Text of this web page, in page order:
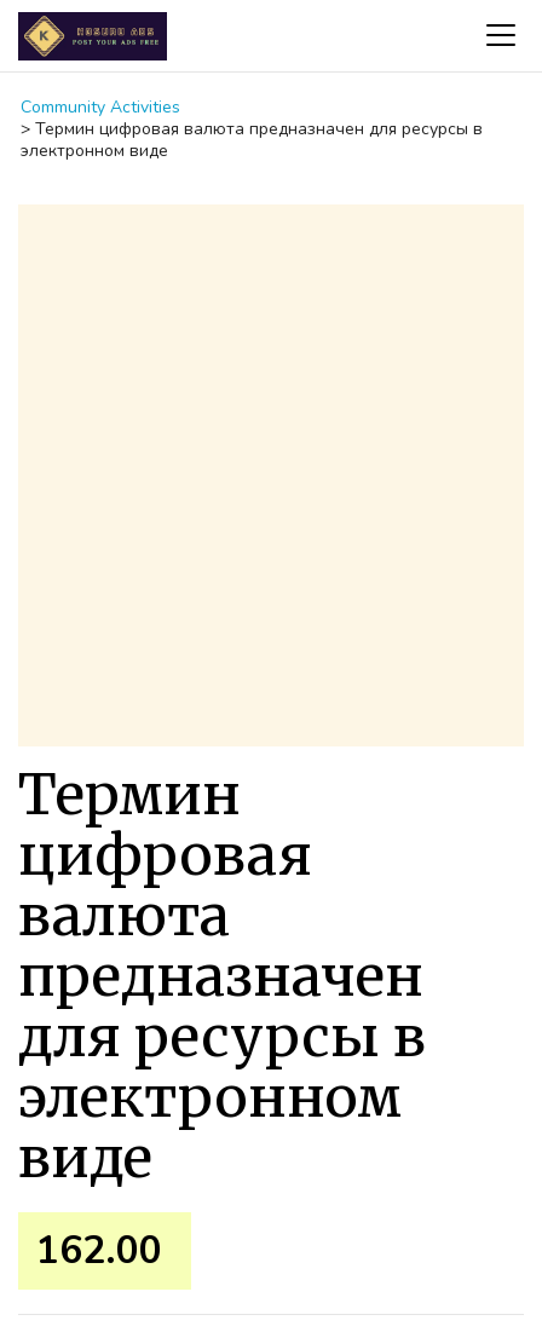
Community Activities
> Термин цифровая валюта предназначен для ресурсы в
электронном виде
Термин
цифровая
валюта
предназначен
для ресурсы в
электронном
виде
162.00 ₹